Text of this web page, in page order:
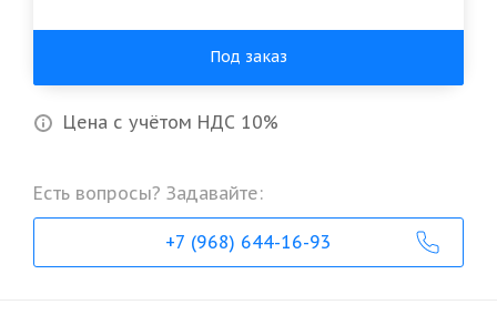
Под заказ
Цена с учётом НДС 10%
Есть вопросы? Задавайте:
+7 (968) 644-16-93